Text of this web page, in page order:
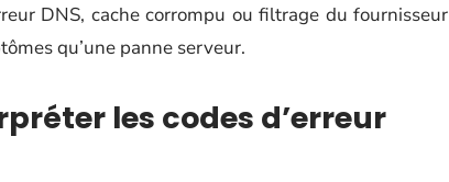
DNS, cache corrompu ou filtrage du fournisseur
qu’une panne serveur.
les codes d’erreur